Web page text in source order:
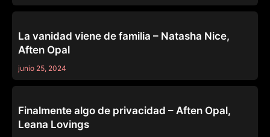
La vanidad viene de familia – Natasha Nice,
Aften Opal
junio 25, 2024
Finalmente algo de privacidad – Aften Opal,
Leana Lovings